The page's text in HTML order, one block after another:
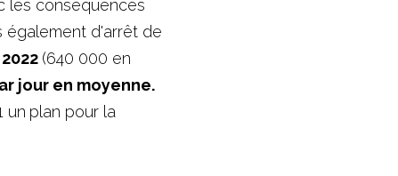
les conséquences
également d'arrêt de
(640 000 en
un plan pour la